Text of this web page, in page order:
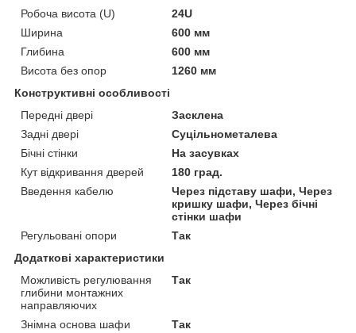
Робоча висота (U)
24U
Ширина
600 мм
Глибина
600 мм
Висота без опор
1260 мм
Конструктивні особливості
Передні двері
Засклена
Задні двері
Суцільнометалева
Бічні стінки
На засувках
Кут відкривання дверей
180 град.
Введення кабелю
Через підставу шафи, Через
кришку шафи, Через бічні
стінки шафи
Регульовані опори
Так
Додаткові характеристики
Можливість регулювання
глибини монтажних
направляючих
Так
Знімна основа шафи
Так